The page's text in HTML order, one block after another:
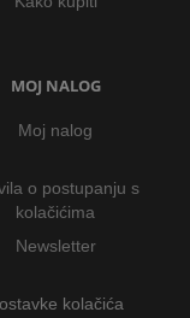
MOJ NALOG
Moj nalog
o postupanju s
kolačićima
Newsletter
kolačića